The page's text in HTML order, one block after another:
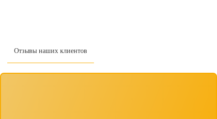
Отзывы наших клиентов